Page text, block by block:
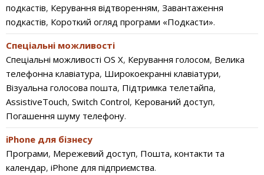
подкастів, Керування відтворенням, Завантаження
подкастів, Короткий огляд програми «Подкасти».
Спеціальні можливості
Спеціальні можливості OS X, Керування голосом, Велика
телефонна клавіатура, Широкоекранні клавіатури,
Візуальна голосова пошта, Підтримка телетайпа,
AssistiveTouch, Switch Control, Керований доступ,
Погашення шуму телефону.
iPhone для бізнесу
Програми, Мережевий доступ, Пошта, контакти та
календар, iPhone для підприємства.